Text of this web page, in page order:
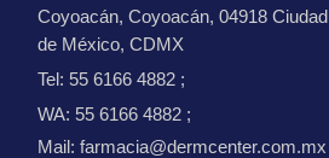
Coyoacán, Coyoacán, 04918 Ciudad
de México, CDMX
Tel: 55 6166 4882 ;
WA: 55 6166 4882 ;
Mail: farmacia@dermcenter.com.mx